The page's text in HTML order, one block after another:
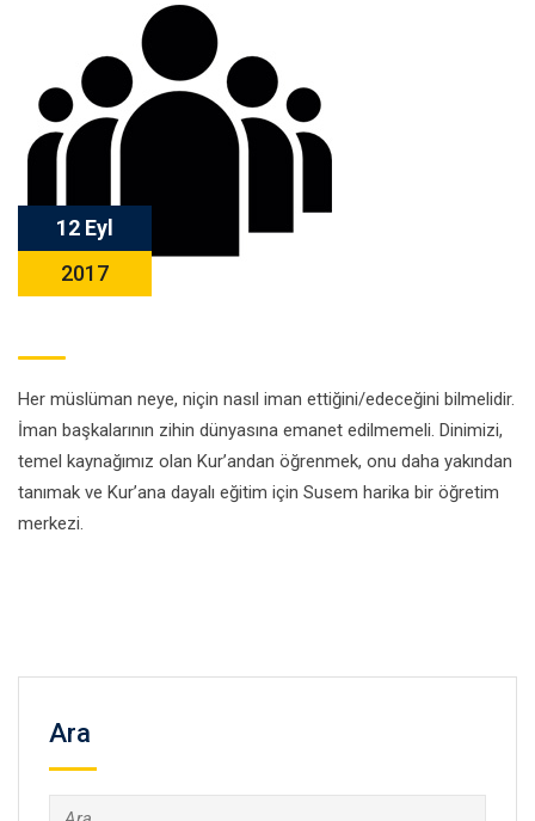
12 Eyl
2017
Her müslüman neye, niçin nasıl iman ettiğini/edeceğini bilmelidir.
İman başkalarının zihin dünyasına emanet edilmemeli. Dinimizi,
temel kaynağımız olan Kur’andan öğrenmek, onu daha yakından
tanımak ve Kur’ana dayalı eğitim için Susem harika bir öğretim
merkezi.
Ara
Arama: